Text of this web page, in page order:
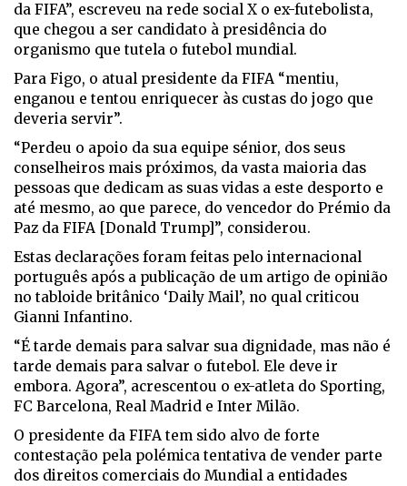
da FIFA”, escreveu na rede social X o ex-futebolista,
que chegou a ser candidato à presidência do
organismo que tutela o futebol mundial.
Para Figo, o atual presidente da FIFA “mentiu,
enganou e tentou enriquecer às custas do jogo que
deveria servir”.
“Perdeu o apoio da sua equipe sénior, dos seus
conselheiros mais próximos, da vasta maioria das
pessoas que dedicam as suas vidas a este desporto e
até mesmo, ao que parece, do vencedor do Prémio da
Paz da FIFA [Donald Trump]”, considerou.
Estas declarações foram feitas pelo internacional
português após a publicação de um artigo de opinião
no tabloide britânico ‘Daily Mail’, no qual criticou
Gianni Infantino.
“É tarde demais para salvar sua dignidade, mas não é
tarde demais para salvar o futebol. Ele deve ir
embora. Agora”, acrescentou o ex-atleta do Sporting,
FC Barcelona, Real Madrid e Inter Milão.
O presidente da FIFA tem sido alvo de forte
contestação pela polémica tentativa de vender parte
dos direitos comerciais do Mundial a entidades